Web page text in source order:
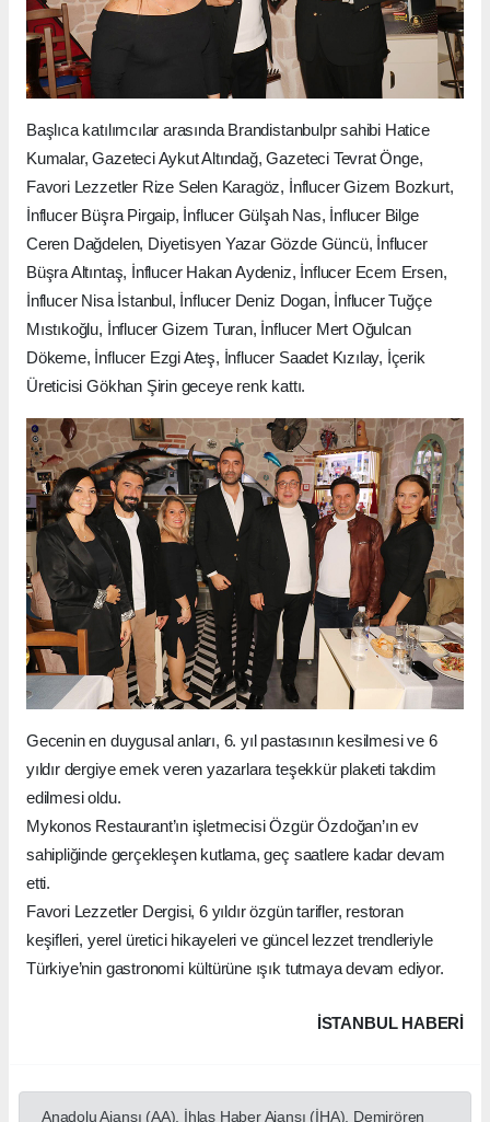
Başlıca katılımcılar arasında Brandistanbulpr sahibi Hatice
Kumalar, Gazeteci Aykut Altındağ, Gazeteci Tevrat Önge,
Favori Lezzetler Rize Selen Karagöz, İnflucer Gizem Bozkurt,
İnflucer Büşra Pirgaip, İnflucer Gülşah Nas, İnflucer Bilge
Ceren Dağdelen, Diyetisyen Yazar Gözde Güncü, İnflucer
Büşra Altıntaş, İnflucer Hakan Aydeniz, İnflucer Ecem Ersen,
İnflucer Nisa İstanbul, İnflucer Deniz Dogan, İnflucer Tuğçe
Mıstıkoğlu, İnflucer Gizem Turan, İnflucer Mert Oğulcan
Dökeme, İnflucer Ezgi Ateş, İnflucer Saadet Kızılay, İçerik
Üreticisi Gökhan Şirin geceye renk kattı.
Gecenin en duygusal anları, 6. yıl pastasının kesilmesi ve 6
yıldır dergiye emek veren yazarlara teşekkür plaketi takdim
edilmesi oldu.
Mykonos Restaurant’ın işletmecisi Özgür Özdoğan’ın ev
sahipliğinde gerçekleşen kutlama, geç saatlere kadar devam
etti.
Favori Lezzetler Dergisi, 6 yıldır özgün tarifler, restoran
keşifleri, yerel üretici hikayeleri ve güncel lezzet trendleriyle
Türkiye’nin gastronomi kültürüne ışık tutmaya devam ediyor.
İSTANBUL HABERİ
Anadolu Ajansı (AA), İhlas Haber Ajansı (İHA), Demirören